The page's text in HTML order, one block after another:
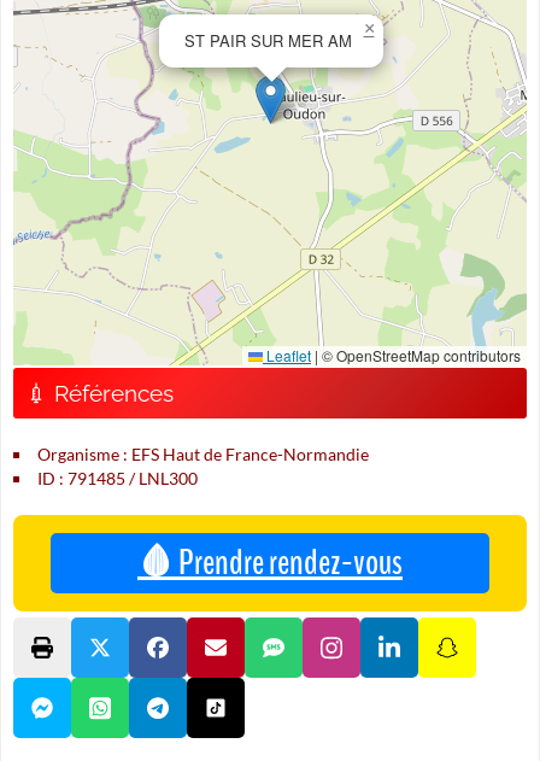
ST PAIR SUR MER AM
×
Leaflet | © OpenStreetMap contributors
💉 Références
Organisme : EFS Haut de France-Normandie
ID : 791485 / LNL300
🩸 Prendre rendez-vous